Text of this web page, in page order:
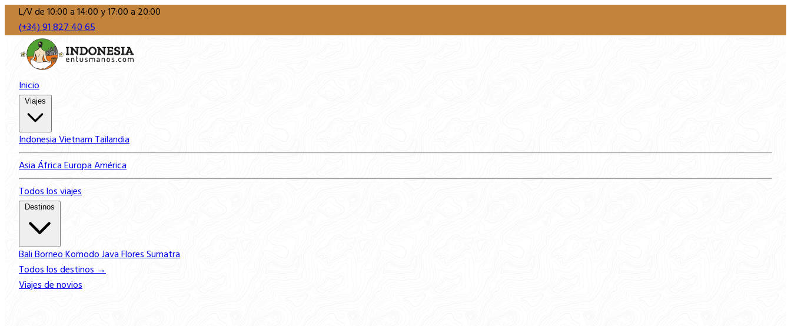
L/V de 10:00 a 14:00 y 17:00 a 20:00
(+34) 91 827 40 65
Inicio
IndonesiaVietnamTailandia
AsiaÁfricaEuropaAmérica
Todos los viajes
BaliBorneoKomodoJavaFloresSumatra
Todos los destinos →
Viajes de novios